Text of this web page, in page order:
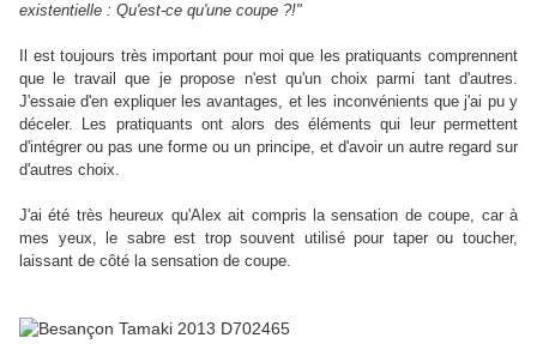
existentielle : Qu'est-ce qu'une coupe ?!"
Il est toujours très important pour moi que les pratiquants comprennent
que le travail que je propose n'est qu'un choix parmi tant d'autres.
J'essaie d'en expliquer les avantages, et les inconvénients que j'ai pu y
déceler. Les pratiquants ont alors des éléments qui leur permettent
d'intégrer ou pas une forme ou un principe, et d'avoir un autre regard sur
d'autres choix.
J'ai été très heureux qu'Alex ait compris la sensation de coupe, car à
mes yeux, le sabre est trop souvent utilisé pour taper ou toucher,
laissant de côté la sensation de coupe.